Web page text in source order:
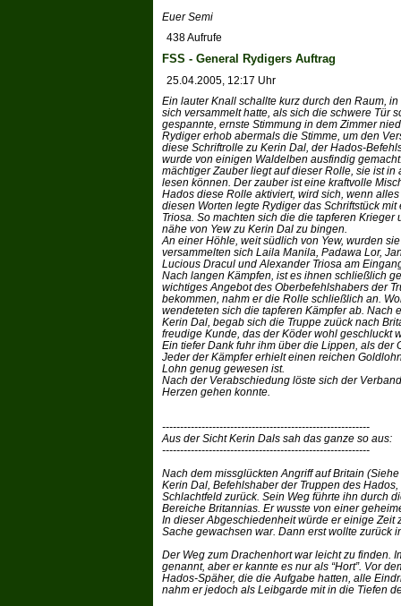
Euer Semi
438 Aufrufe
FSS - General Rydigers Auftrag
25.04.2005, 12:17 Uhr
Ein lauter Knall schallte kurz durch den Raum,
sich versammelt hatte, als sich die schwere Tür
gespannte, ernste Stimmung in dem Zimmer
Rydiger erhob abermals die Stimme, um den
diese Schriftrolle zu Kerin Dal, der Hados-
wurde von einigen Waldelben ausfindig
mächtiger Zauber liegt auf dieser Rolle, sie ist
lesen können. Der zauber ist eine kraftvolle
Hados diese Rolle aktiviert, wird sich, wenn
diesen Worten legte Rydiger das Schriftstück
Triosa. So machten sich die die tapferen
nähe von Yew zu Kerin Dal zu bingen.
An einer Höhle, weit südlich von Yew, wurden
versammelten sich Laila Manila, Padawa Lor,
Lucious Dracul und Alexander Triosa am
Nach langen Kämpfen, ist es ihnen schließlich
wichtiges Angebot des Oberbefehlshabers der
bekommen, nahm er die Rolle schließlich an.
wendeteten sich die tapferen Kämpfer ab. Nach
Kerin Dal, begab sich die Truppe zuück nach
freudige Kunde, das der Köder wohl geschluckt
Ein tiefer Dank fuhr ihm über die Lippen, als der
Jeder der Kämpfer erhielt einen reichen
Lohn genug gewesen ist.
Nach der Verabschiedung löste sich der
Herzen gehen konnte.
----------------------------------------------------------
Aus der Sicht Kerin Dals sah das ganze so aus:
----------------------------------------------------------
Nach dem missglückten Angriff auf Britain
Kerin Dal, Befehlshaber der Truppen des
Schlachtfeld zurück. Sein Weg führte ihn durch
Bereiche Britannias. Er wusste von einer
In dieser Abgeschiedenheit würde er einige
Sache gewachsen war. Dann erst wollte zurück
Der Weg zum Drachenhort war leicht zu finden.
genannt, aber er kannte es nur als “Hort”. Vor
Hados-Späher, die die Aufgabe hatten, alle
nahm er jedoch als Leibgarde mit in die Tiefen